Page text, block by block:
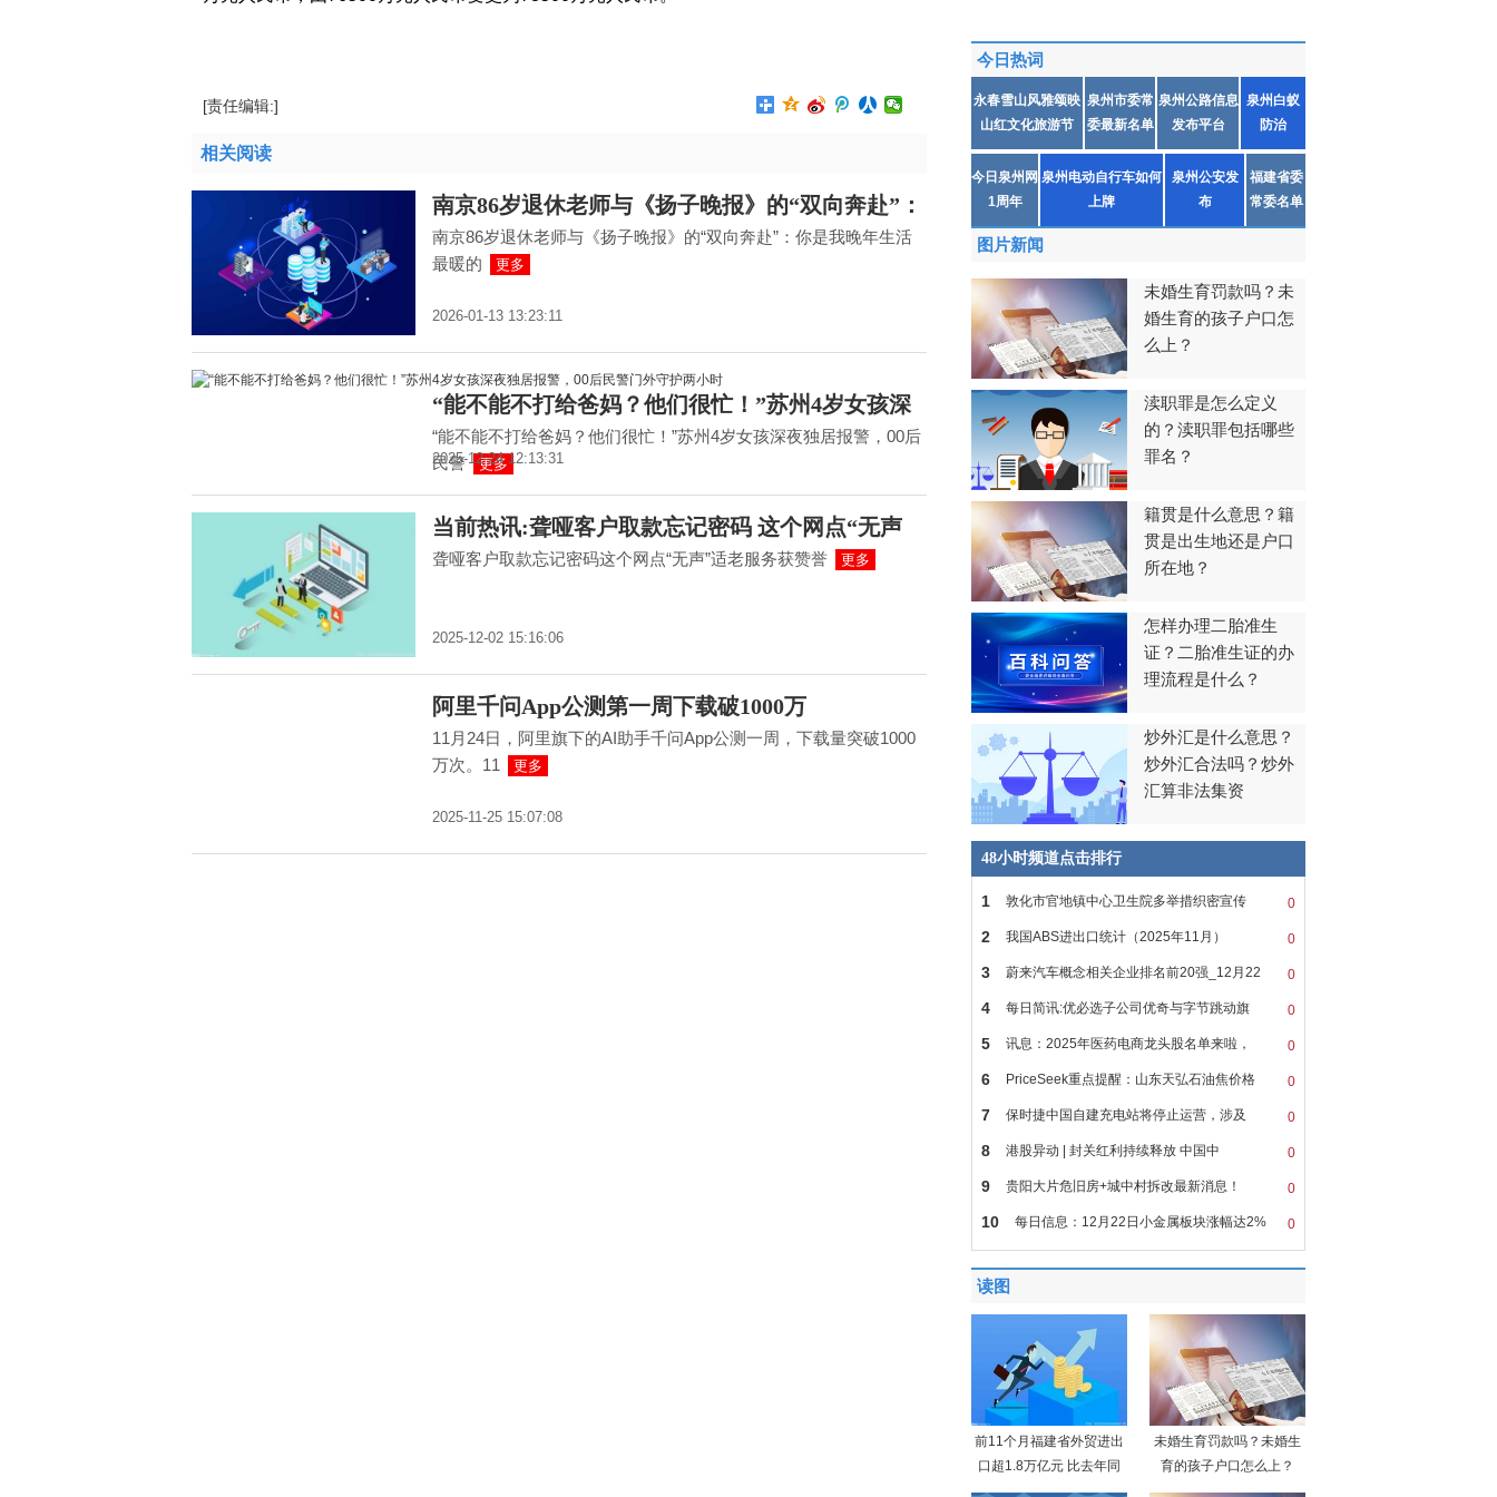
[责任编辑:]
相关阅读
南京86岁退休老师与《扬子晚报》的“双向奔赴”：
南京86岁退休老师与《扬子晚报》的“双向奔赴”：你是我晚年生活
最暖的
更多
2026-01-13 13:23:11
“能不能不打给爸妈？他们很忙！”苏州4岁女孩深
“能不能不打给爸妈？他们很忙！”苏州4岁女孩深夜独居报警，00后
民警
更多
2025-12-24 12:13:31
当前热讯:聋哑客户取款忘记密码 这个网点“无声
聋哑客户取款忘记密码这个网点“无声”适老服务获赞誉 更多
2025-12-02 15:16:06
阿里千问App公测第一周下载破1000万
11月24日，阿里旗下的AI助手千问App公测一周，下载量突破1000
万次。11
更多
2025-11-25 15:07:08
今日热词
永春雪山风雅颂映
山红文化旅游节
泉州市委常
委最新名单
泉州公路信息
发布平台
泉州白蚁
防治
今日泉州网
1周年
泉州电动自行车如何
上牌
泉州公安发
布
福建省委
常委名单
图片新闻
未婚生育罚款吗？未
婚生育的孩子户口怎
么上？
渎职罪是怎么定义
的？渎职罪包括哪些
罪名？
籍贯是什么意思？籍
贯是出生地还是户口
所在地？
怎样办理二胎准生
证？二胎准生证的办
理流程是什么？
炒外汇是什么意思？
炒外汇合法吗？炒外
汇算非法集资
48小时频道点击排行
0
1 敦化市官地镇中心卫生院多举措织密宣传
0
2 我国ABS进出口统计（2025年11月）
0
3 蔚来汽车概念相关企业排名前20强_12月22
0
4 每日简讯:优必选子公司优奇与字节跳动旗
0
5 讯息：2025年医药电商龙头股名单来啦，
0
6 PriceSeek重点提醒：山东天弘石油焦价格
0
7 保时捷中国自建充电站将停止运营，涉及
0
8 港股异动 | 封关红利持续释放 中国中
0
9 贵阳大片危旧房+城中村拆改最新消息！
0
10 每日信息：12月22日小金属板块涨幅达2%
读图
前11个月福建省外贸进出
口超1.8万亿元 比去年同
未婚生育罚款吗？未婚生
育的孩子户口怎么上？